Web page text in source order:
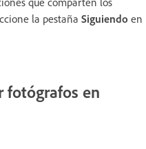
la pestaña Siguiendo en
fotógrafos en